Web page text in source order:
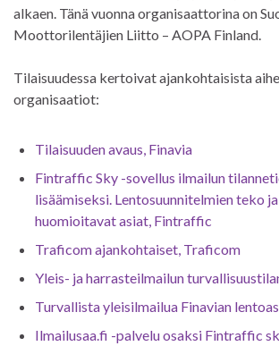
alkaen. Tänä vuonna organisaattorina on
Moottorilentäjien Liitto – AOPA Finland.
Tilaisuudessa kertoivat ajankohtaisista
organisaatiot:
Tilaisuuden avaus, Finavia
Fintraffic Sky -sovellus ilmailun
lisäämiseksi. Lentosuunnitelmien teko
huomioitavat asiat, Fintraffic
Traficom ajankohtaiset, Traficom
Yleis- ja harrasteilmailun
Turvallista yleisilmailua Finavian
Ilmailusaa.fi -palvelu osaksi Fintraffic